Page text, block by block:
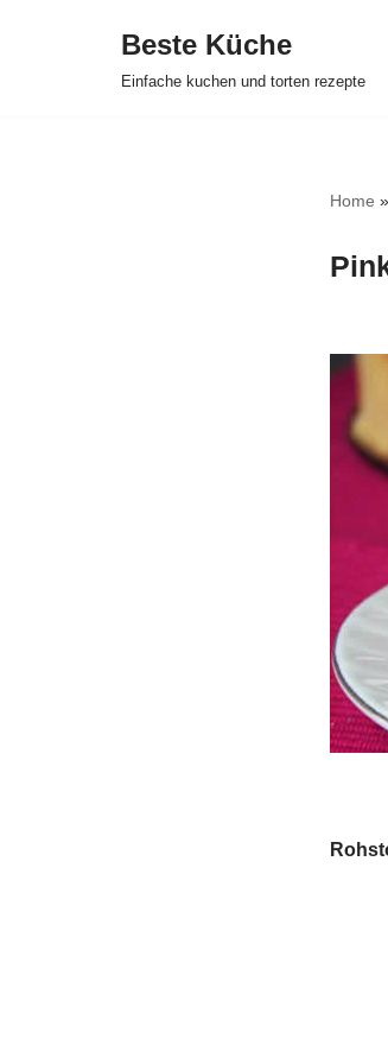
Beste Küche
Einfache kuchen und torten rezepte
Home »